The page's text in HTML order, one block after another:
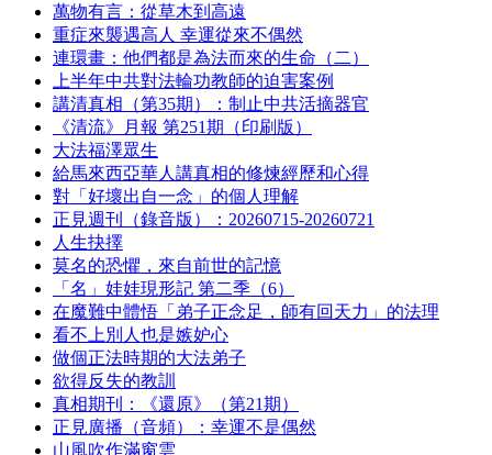
萬物有言：從草木到高遠
重症來襲遇高人 幸運從來不偶然
連環畫：他們都是為法而來的生命（二）
上半年中共對法輪功教師的迫害案例
講清真相（第35期）：制止中共活摘器官
《清流》月報 第251期（印刷版）
大法福澤眾生
給馬來西亞華人講真相的修煉經歷和心得
對「好壞出自一念」的個人理解
正見週刊（錄音版）：20260715-20260721
人生抉擇
莫名的恐懼，來自前世的記憶
「名」娃娃現形記 第二季（6）
在魔難中體悟「弟子正念足，師有回天力」的法理
看不上別人也是嫉妒心
做個正法時期的大法弟子
欲得反失的教訓
真相期刊：《還原》（第21期）
正見廣播（音頻）：幸運不是偶然
山風吹作滿窗雲